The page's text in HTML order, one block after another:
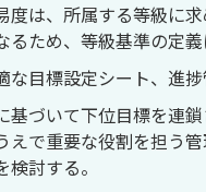
度は、所属する等級に
るため、等級基準の定義
な目標設定シート、進捗
基づいて下位目標を連
えで重要な役割を担う
討する。